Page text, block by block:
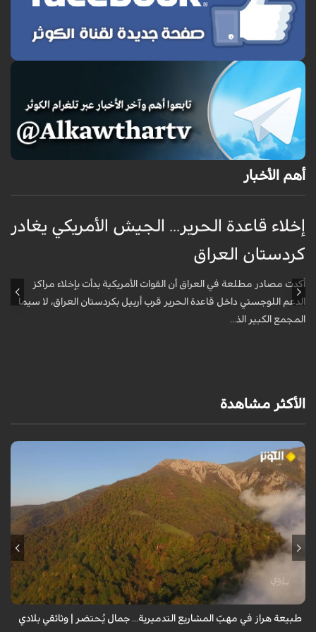
أهم الأخبار
إخلاء قاعدة الحرير... الجيش الأمريكي يغادر
كردستان العراق
أكدت مصادر مطلعة في العراق أن القوات الأمريكية بدأت بإخلاء مراكز
الدعم اللوجستي داخل قاعدة الحرير قرب أربيل بكردستان العراق، لا سيما
المجمع الكبير الذ...
الأكثر مشاهدة
من قلب طبيعة هراز التي كانت يوماً من أجمل الموائل الطبيعية في إيران، يحذر
المعد من كارثة بيئية: "وحش الأعمال والمشاريع التدميرية تنهش بجسم
طبيعة هراز في مهبّ المشاريع التدميرية... جمال يُحتضر | وثائقي بلادي